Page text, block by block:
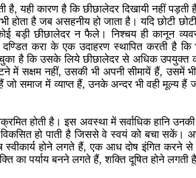
है, यही कारण है कि छीछालेदर दिखायी नहीं
होता है जब असहनीय हो जाता है। यदि छोटी छोटी
बड़ी छीछालेदर न फैले। निश्चय ही कानून
दण्डित करा के एक उदाहरण स्थापित करती है
चुका है कि उसके लिये छीछालेदर से अधिक उपयुक्त
में सक्षम नहीं, उसकी भी अपनी सीमायें हैं, उसमें
समाज में व्याप्त हैं, उनके अन्दर भी वही मूल्य हैं
होती है। इस अवस्था में सर्वाधिक हानि
विकसित हो पाती है जिससे वे स्वयं को बचा सकें।
होने लगते हैं, एक आध दोष इंगित करने से
का पर्याय बनने लगते हैं, शक्ति दूषित होने लगती